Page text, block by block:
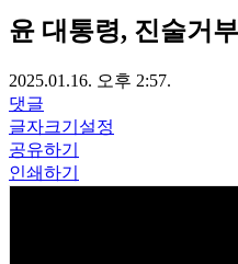
윤 대통령, 진술거
2025.01.16. 오후 2:57.
댓글
글자크기설정
공유하기
인쇄하기